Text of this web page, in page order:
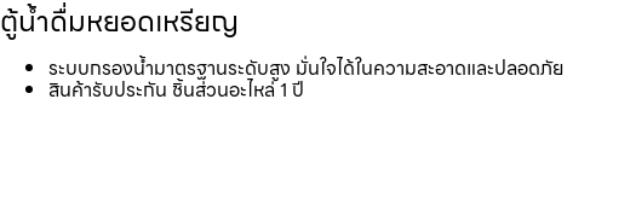
ตู้น้ำดื่มหยอดเหรียญ
ระบบกรองน้ำมาตรฐานระดับสูง มั่นใจได้ในความสะอาดและปลอดภัย
สินค้ารับประกัน ชิ้นส่วนอะไหล่ 1 ปี